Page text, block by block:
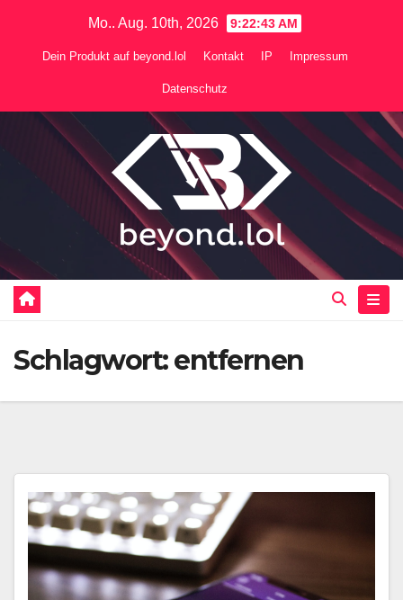
Mo.. Aug. 10th, 2026 9:22:44 AM
Dein Produkt auf beyond.lol Kontakt IP Impressum
Datenschutz
Schlagwort:entfernen